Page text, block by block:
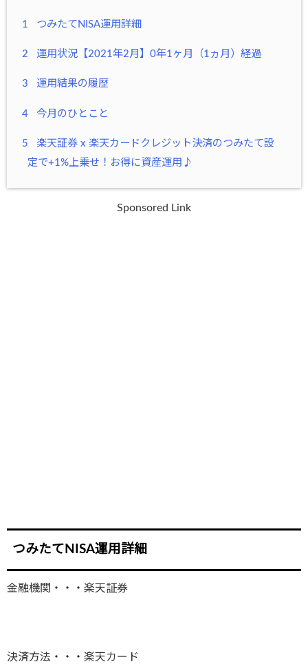
1 つみたてNISA運用詳細
2 運用状況【2021年2月】0年1ヶ月（1ヵ月）経過
3 運用結果の履歴
4 今月のひとこと
5
楽天証券 x 楽天カードクレジット決済のつみたて設
定で+1%上乗せ！お得に資産運用♪
Sponsored Link
つみたてNISA運用詳細
金融機関・・・楽天証券
決済方法・・・楽天カード